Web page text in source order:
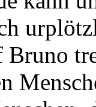
Bruno